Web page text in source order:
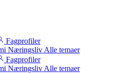
Fagprofiler
Næringsliv Alle temaer
Fagprofiler
Næringsliv Alle temaer